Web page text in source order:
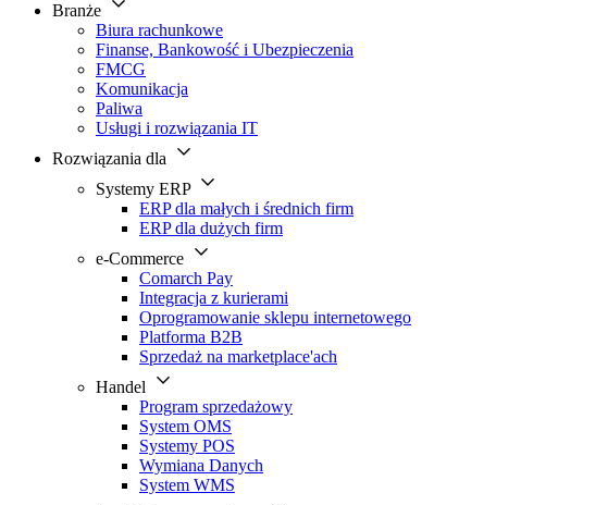
Branże
Biura rachunkowe
Finanse, Bankowość i Ubezpieczenia
FMCG
Komunikacja
Paliwa
Usługi i rozwiązania IT
Rozwiązania dla
Systemy ERP
ERP dla małych i średnich firm
ERP dla dużych firm
e-Commerce
Comarch Pay
Integracja z kurierami
Oprogramowanie sklepu internetowego
Platforma B2B
Sprzedaż na marketplace'ach
Handel
Program sprzedażowy
System OMS
Systemy POS
Wymiana Danych
System WMS